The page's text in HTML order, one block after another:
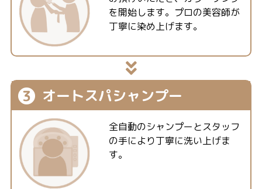
を開始します。プロの美容師が
丁寧に染め上げます。
❸ オートスパシャンプー
全自動のシャンプーとスタッフ
の手により丁寧に洗い上げま
す。